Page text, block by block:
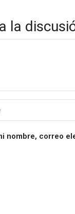
la
nombre, correo